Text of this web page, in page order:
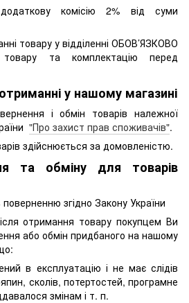
комісію 2% від суми
товару у відділенні ОБОВ’ЯЗКОВО
товару та комплектацію перед
у нашому магазині
і обмін товарів належної
"Про захист прав споживачів".
здійснюється за домовленістю.
та обміну для товарів
згідно Закону України
отримання товару покупцем Ви
або обмін придбаного на нашому
в експлуатацію і не має слідів
сколів, потертостей, програмне
змінам і т. п.